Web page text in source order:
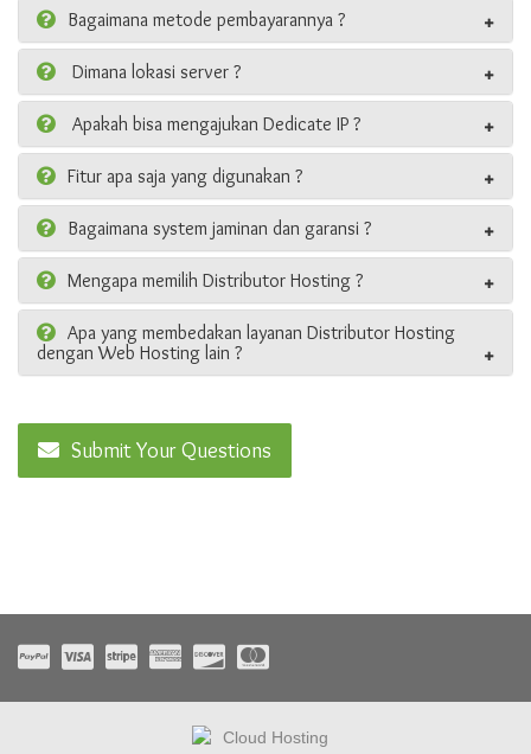
Bagaimana metode pembayarannya ?
Dimana lokasi server ?
Apakah bisa mengajukan Dedicate IP ?
Fitur apa saja yang digunakan ?
Bagaimana system jaminan dan garansi ?
Mengapa memilih Distributor Hosting ?
Apa yang membedakan layanan Distributor Hosting
dengan Web Hosting lain ?
Submit Your Questions